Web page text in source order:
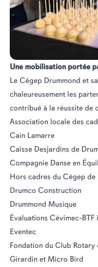
Une mobilisation portée
Le Cégep Drummond et
chaleureusement les
contribué à la réussite de
Association locale des
Cain Lamarre
Caisse Desjardins de
Compagnie Danse en
Hors cadres du Cégep
Drumco Construction
Drummond Musique
Évaluations Cévimec-BTF
Eventec
Fondation du Club
Girardin et Micro Bird